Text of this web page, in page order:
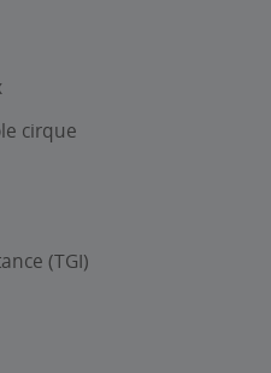
cirque
(TGI)